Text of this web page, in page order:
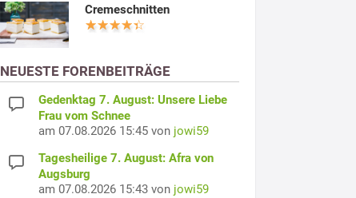
Cremeschnitten
NEUESTE FORENBEITRÄGE
Gedenktag 7. August: Unsere Liebe
Frau vom Schnee
am 07.08.2026 15:45 von jowi59
Tagesheilige 7. August: Afra von
Augsburg
am 07.08.2026 15:43 von jowi59